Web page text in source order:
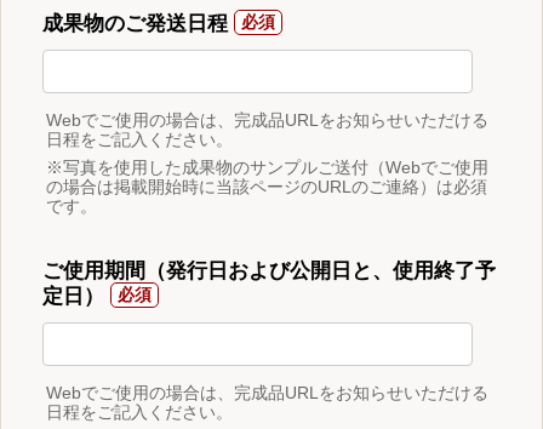
成果物のご発送日程
Webでご使用の場合は、完成品URLをお知らせいただける
日程をご記入ください。
※写真を使用した成果物のサンプルご送付（Webでご使用
の場合は掲載開始時に当該ページのURLのご連絡）は必須
です。
ご使用期間（発行日および公開日と、使用終了予
定日）
Webでご使用の場合は、完成品URLをお知らせいただける
日程をご記入ください。